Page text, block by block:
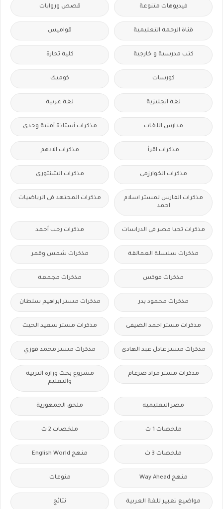
فيديوهات متنوعة قصص وروايات
قناة الرحمة التعليمية قواميس
كتب مدرسية و خارجية كلية تجارة
كورسات كوميك
لغة انجليزية لغة عربية
مدارس اللغات مذكرات أستاذة أمنية وجدى
مذكرات اقرأ مذكرات الادهم
مذكرات الخوارزمى مذكرات الشنتورى
مذكرات الفارس لمستر اسلام
احمد
مذكرات المجتهد فى الرياضيات
مذكرات تحيا مصر فى الدراسات مذكرات رجب أحمد
مذكرات سلسلة العمالقة مذكرات شمس وقمر
مذكرات فوكس مذكرات مجمعة
مذكرات محمود بدر مذكرات مستر ابراهيم سلطان
مذكرات مستر احمد الضيفى مذكرات مستر سعيد الحيت
مذكرات مستر عادل عبد الهادى مذكرات مستر محمد فوزي
مذكرات مستر مراد ضرغام
مشروع بحث وزارة التربية
والتعليم
مصر التعليميه ملحق الجمهورية
ملخصات 1 ث ملخصات 2 ث
ملخصات 3 ث منهج English World
منهج Way Ahead منوعات
مواضيع تعبير للغة العربية نتائج